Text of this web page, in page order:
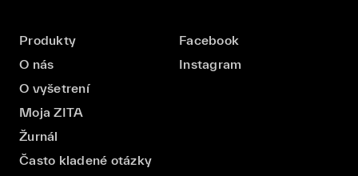
Produkty
O nás
O vyšetrení
Moja ZITA
Žurnál
Často kladené otázky
Facebook
Instagram